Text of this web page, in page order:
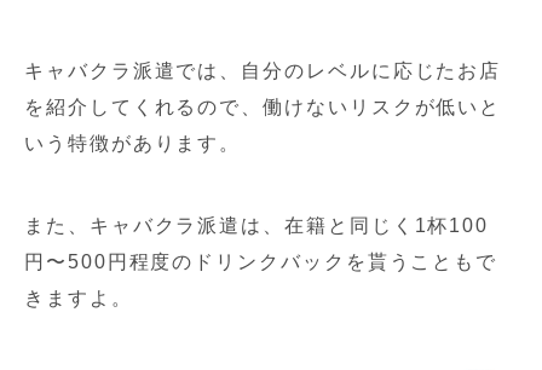
キャバクラ派遣では、自分のレベルに応じたお店
を紹介してくれるので、働けないリスクが低いと
いう特徴があります。
また、キャバクラ派遣は、在籍と同じく1杯100
円〜500円程度のドリンクバックを貰うこともで
きますよ。